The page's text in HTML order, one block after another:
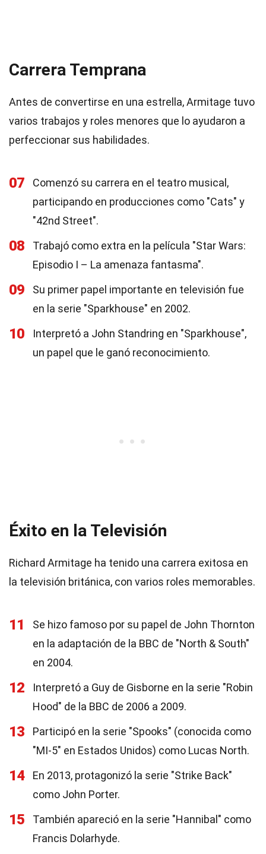
Carrera Temprana
Antes de convertirse en una estrella, Armitage tuvo
varios trabajos y roles menores que lo ayudaron a
perfeccionar sus habilidades.
07
Comenzó su carrera en el teatro musical,
participando en producciones como "Cats" y
"42nd Street".
08
Trabajó como extra en la película "Star Wars:
Episodio I – La amenaza fantasma".
09
Su primer papel importante en televisión fue
en la serie "Sparkhouse" en 2002.
10
Interpretó a John Standring en "Sparkhouse",
un papel que le ganó reconocimiento.
Éxito en la Televisión
Richard Armitage ha tenido una carrera exitosa en
la televisión británica, con varios roles memorables.
11
Se hizo famoso por su papel de John Thornton
en la adaptación de la BBC de "North & South"
en 2004.
12
Interpretó a Guy de Gisborne en la serie "Robin
Hood" de la BBC de 2006 a 2009.
13
Participó en la serie "Spooks" (conocida como
"MI-5" en Estados Unidos) como Lucas North.
14
En 2013, protagonizó la serie "Strike Back"
como John Porter.
15
También apareció en la serie "Hannibal" como
Francis Dolarhyde.